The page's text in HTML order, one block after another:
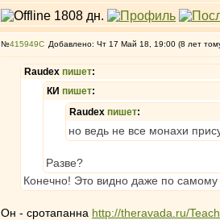
№415949 Добавлено: Чт 17 Май 18, 19:00 (8 лет
Raudex пишет:
КИ пишет:
Raudex пишет:
но ведь не все монахи
Разве?
Конечно! Это видно даже по
Он - сротапанна http://theravada.ru/